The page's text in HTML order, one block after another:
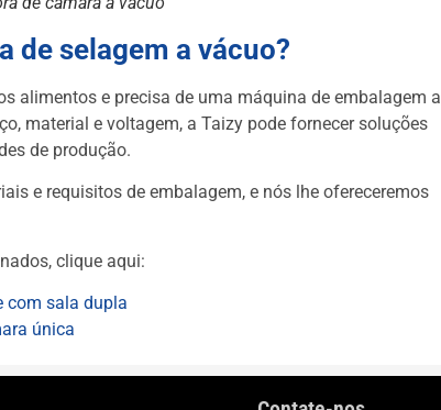
de selagem a vácuo?
alimentos e precisa de uma máquina de embalagem a
material e voltagem, a Taizy pode fornecer soluções
de produção.
e requisitos de embalagem, e nós lhe ofereceremos
clique aqui:
com sala dupla
única